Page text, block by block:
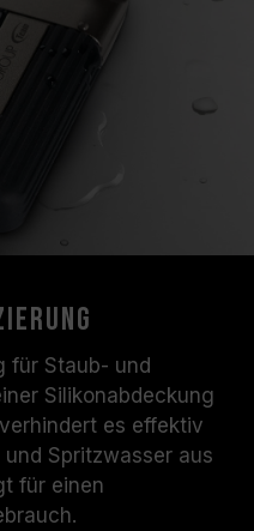
für Staub- und
Silikonabdeckung
es effektiv
Spritzwasser aus
für einen